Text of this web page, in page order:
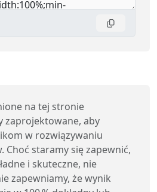
na tej stronie
zaprojektowane, aby
w rozwiązywaniu
Choć staramy się zapewnić,
i skuteczne, nie
zapewniamy, że wynik